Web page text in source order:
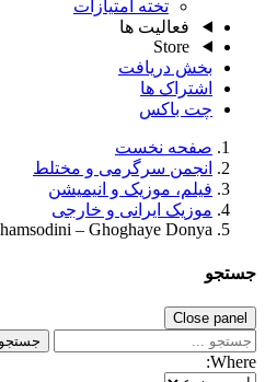
تخته امتیازات
فعالیت ها
Store
بخش دریافت
اشتراک ها
چت باکس
صفحه نخست
انجمن سرگرمی و مختلط
فیلم، موزیک و انیمیشن
موزیک ایرانی و خارجی
– Ghoghaye Donya
جستجو
Close panel
جستجو
Where: